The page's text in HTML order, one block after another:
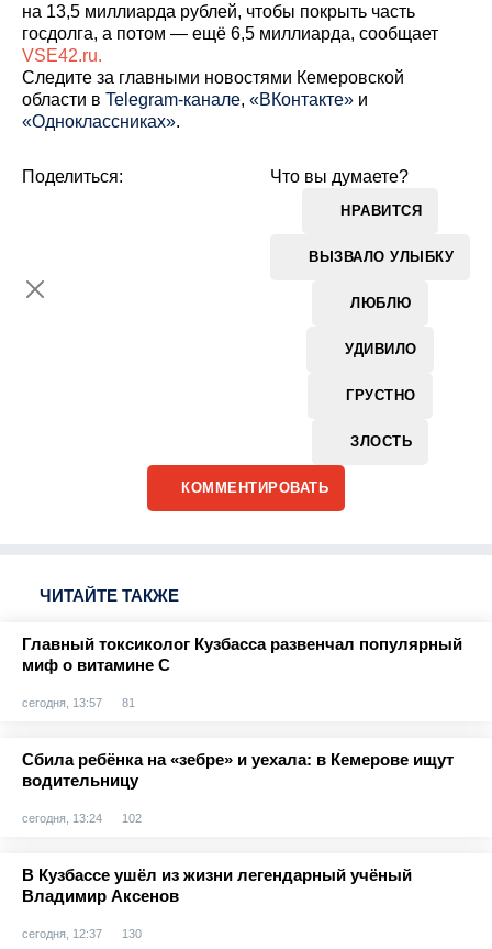
на 13,5 миллиарда рублей, чтобы покрыть часть
госдолга, а потом — ещё 6,5 миллиарда, сообщает
VSE42.ru.
Cледите за главными новостями Кемеровской
области в Telegram-канале, «ВКонтакте» и
«Одноклассниках».
Что вы думаете?
НРАВИТСЯ
ВЫЗВАЛО УЛЫБКУ
ЛЮБЛЮ
УДИВИЛО
ГРУСТНО
ЗЛОСТЬ
Поделиться:
КОММЕНТИРОВАТЬ
ЧИТАЙТЕ ТАКЖЕ
Главный токсиколог Кузбасса развенчал популярный
миф о витамине С
сегодня, 13:57 81
Сбила ребёнка на «зебре» и уехала: в Кемерове ищут
водительницу
сегодня, 13:24 102
В Кузбассе ушёл из жизни легендарный учёный
Владимир Аксенов
сегодня, 12:37 130